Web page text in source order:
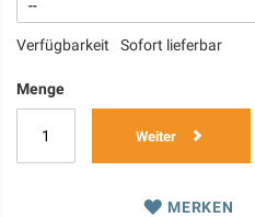
Verfügbarkeit Sofort lieferbar
Menge
Weiter
MERKEN